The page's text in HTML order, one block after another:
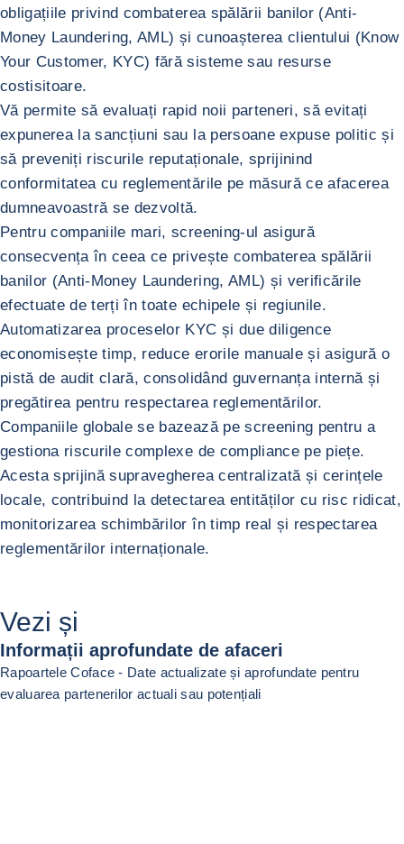
obligațiile privind combaterea spălării banilor (Anti-
Money Laundering, AML) și cunoașterea clientului (Know
Your Customer, KYC) fără sisteme sau resurse
costisitoare.
Vă permite să evaluați rapid noii parteneri, să evitați
expunerea la sancțiuni sau la persoane expuse politic și
să preveniți riscurile reputaționale, sprijinind
conformitatea cu reglementările pe măsură ce afacerea
dumneavoastră se dezvoltă.
Întoarcere la IMM-uri
Întreprinderi mari
Pentru companiile mari, screening-ul asigură
consecvența în ceea ce privește combaterea spălării
banilor (Anti-Money Laundering, AML) și verificările
efectuate de terți în toate echipele și regiunile.
Automatizarea proceselor KYC și due diligence
economisește timp, reduce erorile manuale și asigură o
pistă de audit clară, consolidând guvernanța internă și
pregătirea pentru respectarea reglementărilor.
Întoarcere la Întreprinderi mari
Corporații multinaționale
Companiile globale se bazează pe screening pentru a
gestiona riscurile complexe de compliance pe piețe.
Acesta sprijină supravegherea centralizată și cerințele
locale, contribuind la detectarea entităților cu risc ridicat,
monitorizarea schimbărilor în timp real și respectarea
reglementărilor internaționale.
Vezi și
Informații aprofundate de afaceri
Rapoartele Coface - Date actualizate și aprofundate pentru
evaluarea partenerilor actuali sau potențiali